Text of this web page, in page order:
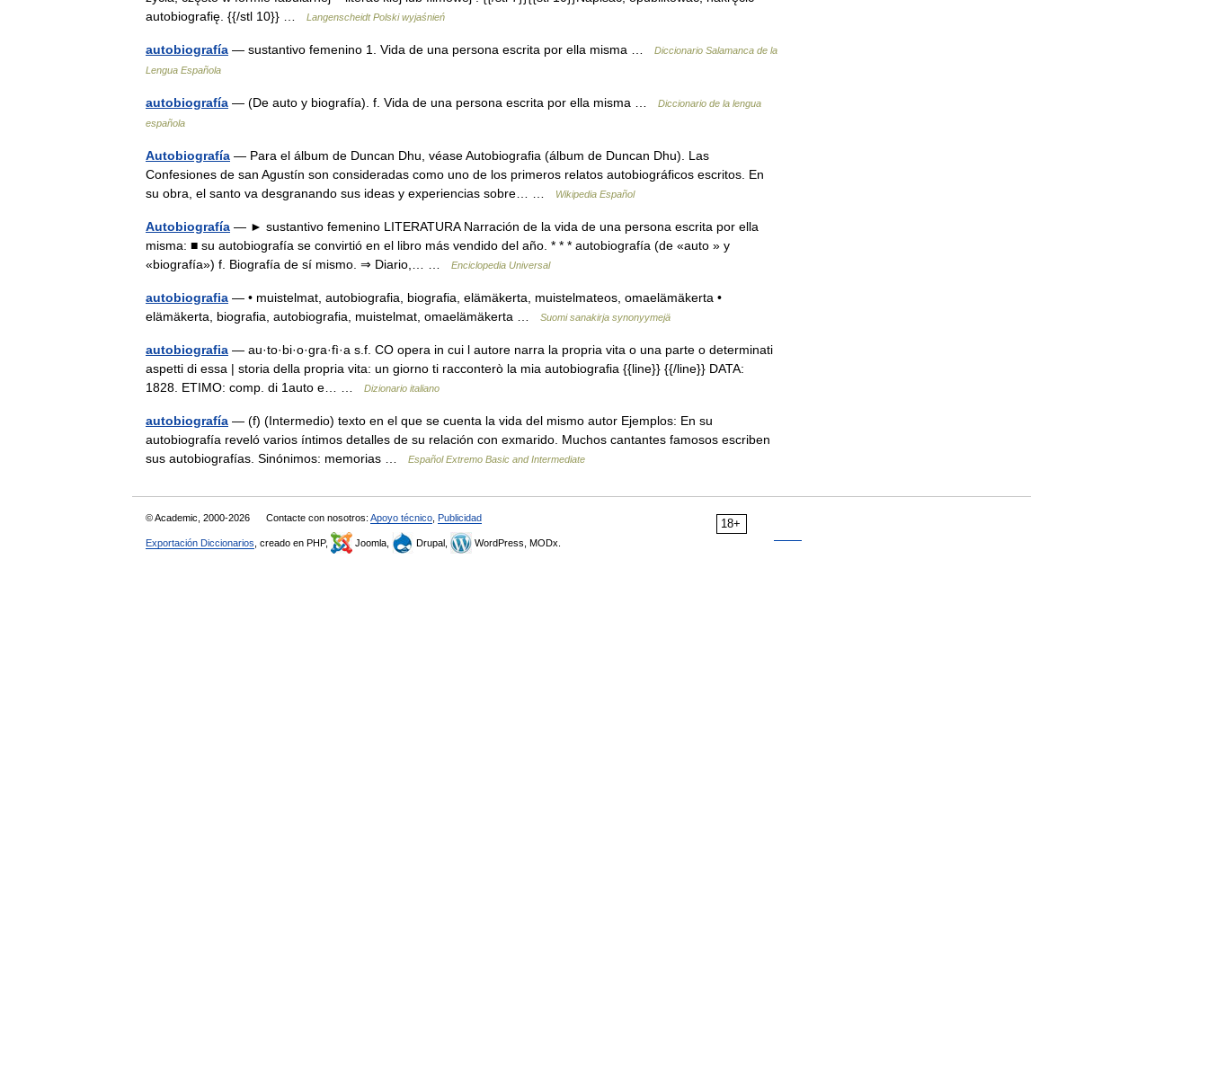
autobiografię. {{/stl 10}} …
Langenscheidt Polski wyjaśnień
autobiografía — sustantivo femenino 1. Vida de una persona escrita por ella misma …
Diccionario Salamanca de la
Lengua Española
autobiografía — (De auto y biografía). f. Vida de una persona escrita por ella misma …
Diccionario de la lengua
española
Autobiografía — Para el álbum de Duncan Dhu, véase Autobiografia (álbum de Duncan Dhu). Las
Confesiones de san Agustín son consideradas como uno de los primeros relatos autobiográficos escritos. En
su obra, el santo va desgranando sus ideas y experiencias sobre… …
Wikipedia Español
Autobiografía — ► sustantivo femenino LITERATURA Narración de la vida de una persona escrita por ella
misma: ■ su autobiografía se convirtió en el libro más vendido del año. * * * autobiografía (de «auto » y
«biografía») f. Biografía de sí mismo. ⇒ Diario,… …
Enciclopedia Universal
autobiografia — • muistelmat, autobiografia, biografia, elämäkerta, muistelmateos, omaelämäkerta •
elämäkerta, biografia, autobiografia, muistelmat, omaelämäkerta …
Suomi sanakirja synonyymejä
autobiografia — au·to·bi·o·gra·fì·a s.f. CO opera in cui l autore narra la propria vita o una parte o determinati
aspetti di essa | storia della propria vita: un giorno ti racconterò la mia autobiografia {{line}} {{/line}} DATA:
1828. ETIMO: comp. di 1auto e… …
Dizionario italiano
autobiografía — (f) (Intermedio) texto en el que se cuenta la vida del mismo autor Ejemplos: En su
autobiografía reveló varios íntimos detalles de su relación con exmarido. Muchos cantantes famosos escriben
sus autobiografías. Sinónimos: memorias …
Español Extremo Basic and Intermediate
18+
© Academic, 2000-2026 Contacte con nosotros: Apoyo técnico Publicidad
Exportación Diccionarios , creado en PHP, Joomla, Drupal, WordPress, MODx.